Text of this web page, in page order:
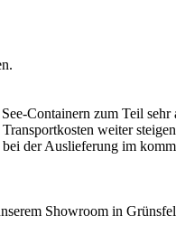
Containern zum Teil sehr
weiter
der Auslieferung im
Showroom in